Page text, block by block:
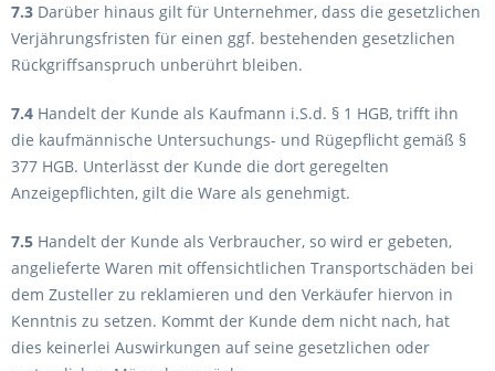
7.3 Darüber hinaus gilt für Unternehmer, dass die gesetzlichen
Verjährungsfristen für einen ggf. bestehenden gesetzlichen
Rückgriffsanspruch unberührt bleiben.
7.4 Handelt der Kunde als Kaufmann i.S.d. § 1 HGB, trifft ihn
die kaufmännische Untersuchungs- und Rügepflicht gemäß §
377 HGB. Unterlässt der Kunde die dort geregelten
Anzeigepflichten, gilt die Ware als genehmigt.
7.5 Handelt der Kunde als Verbraucher, so wird er gebeten,
angelieferte Waren mit offensichtlichen Transportschäden bei
dem Zusteller zu reklamieren und den Verkäufer hiervon in
Kenntnis zu setzen. Kommt der Kunde dem nicht nach, hat
dies keinerlei Auswirkungen auf seine gesetzlichen oder